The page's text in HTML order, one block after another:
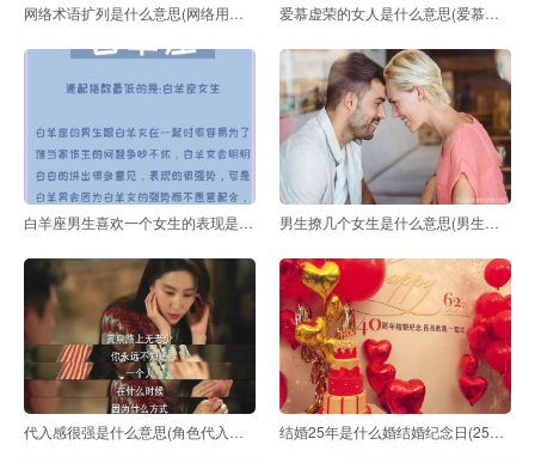
网络术语扩列是什么意思(网络用语扩列是什么意思？) 爱慕虚荣的女人是什么意思(爱慕虚荣的女人是什么意思
白羊座男生喜欢一个女生的表现是什么 男生撩几个女生是什么意思(男生撩几个女生是什么意思
代入感很强是什么意思(角色代入感很强什么意思) 结婚25年是什么婚结婚纪念日(25周年结婚纪念日是什么婚